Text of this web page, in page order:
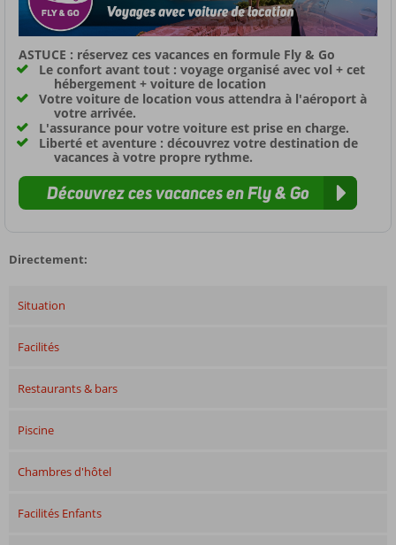
ASTUCE : réservez ces vacances en formule Fly & Go
Le confort avant tout : voyage organisé avec vol + cet
hébergement + voiture de location
Votre voiture de location vous attendra à l'aéroport à
votre arrivée.
L'assurance pour votre voiture est prise en charge.
Liberté et aventure : découvrez votre destination de
vacances à votre propre rythme.
Découvrez ces vacances en Fly & Go
Directement:
Situation
Facilités
Restaurants & bars
Piscine
Chambres d'hôtel
Facilités Enfants